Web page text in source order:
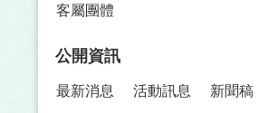
客屬團體
公開資訊
最新消息 活動訊息 新聞稿